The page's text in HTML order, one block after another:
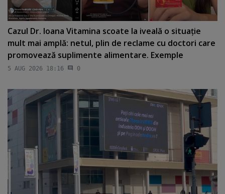
Cazul Dr. Ioana Vitamina scoate la iveală o situaţie
mult mai amplă: netul, plin de reclame cu doctori care
promovează suplimente alimentare. Exemple
5 AUG 2026 18:16 0